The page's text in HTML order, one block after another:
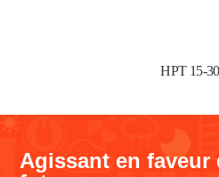
HPT 15-
Agissant en faveur